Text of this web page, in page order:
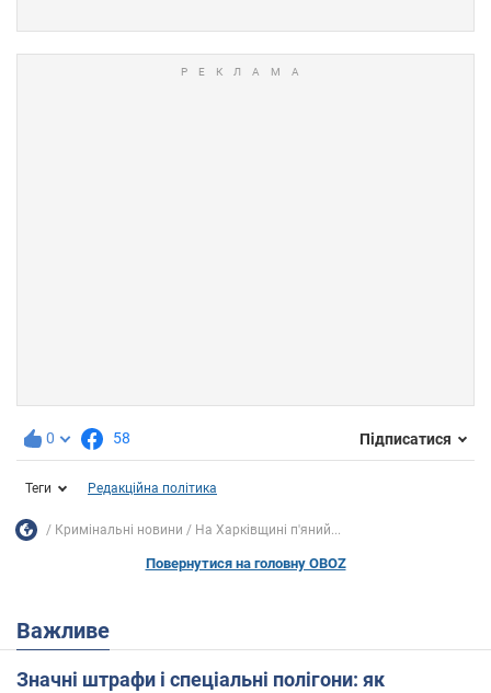
0 58 Підписатися
Теги Редакційна політика
Кримінальні новини На Харківщині п'яний...
Повернутися на головну OBOZ
Важливе
Значні штрафи і спеціальні полігони: як